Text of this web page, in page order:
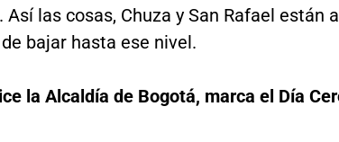
. Así las cosas, Chuza y San Rafael están
bajar hasta ese nivel.
la Alcaldía de Bogotá, marca el Día